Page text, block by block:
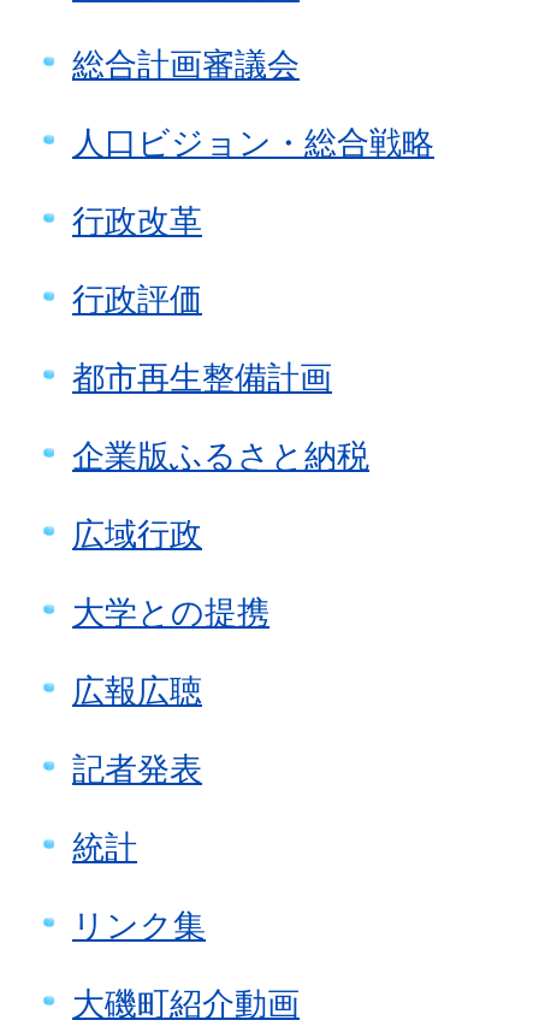
総合計画審議会
人口ビジョン・総合戦略
行政改革
行政評価
都市再生整備計画
企業版ふるさと納税
広域行政
大学との提携
広報広聴
記者発表
統計
リンク集
大磯町紹介動画